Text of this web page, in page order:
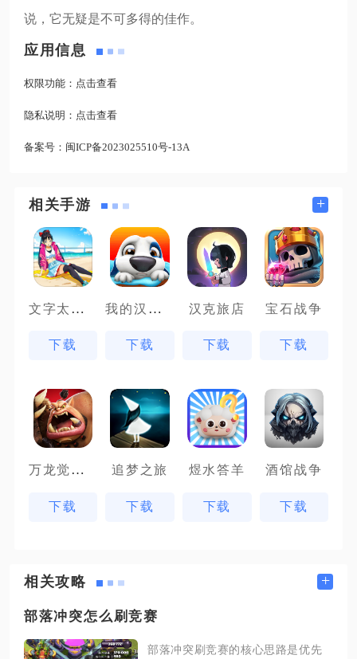
说，它无疑是不可多得的佳作。
应用信息
权限功能： 点击查看
隐私说明： 点击查看
备案号： 闽ICP备2023025510号-13A
相关手游 +
文字太疯狂
下载
我的汉克狗
下载
汉克旅店
下载
宝石战争
下载
万龙觉醒魔兽战场
下载
追梦之旅
下载
煜水答羊
下载
酒馆战争
下载
相关攻略 +
部落冲突怎么刷竞赛
部落冲突刷竞赛的核心思路是优先